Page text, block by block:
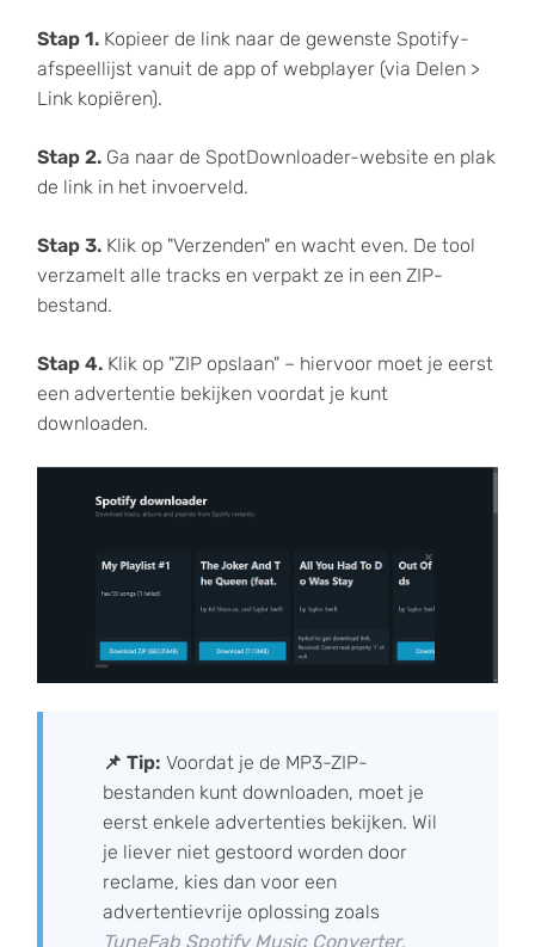
Stap 1.Kopieer de link naar de gewenste Spotify-
afspeellijst vanuit de app of webplayer (via Delen >
Link kopiëren).
Stap 2.Ga naar de SpotDownloader-website en plak
de link in het invoerveld.
Stap 3.Klik op "Verzenden" en wacht even. De tool
verzamelt alle tracks en verpakt ze in een ZIP-
bestand.
Stap 4.Klik op "ZIP opslaan" – hiervoor moet je eerst
een advertentie bekijken voordat je kunt
downloaden.
📌 Tip: Voordat je de MP3-ZIP-
bestanden kunt downloaden, moet je
eerst enkele advertenties bekijken. Wil
je liever niet gestoord worden door
reclame, kies dan voor een
advertentievrije oplossing zoals
TuneFab Spotify Music Converter.